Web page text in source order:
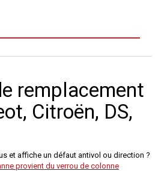
remplacement
Citroën, DS,
et affiche un défaut antivol ou direction ?
provient du verrou de colonne